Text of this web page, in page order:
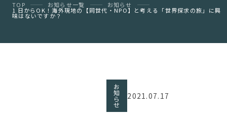
TOP お知らせ一覧 お知らせ
1 日からOK！海外現地の【同世代・NPO】と考える「世界探求の旅」に興
味はないですか？
お
知
ら
せ
2021.07.17